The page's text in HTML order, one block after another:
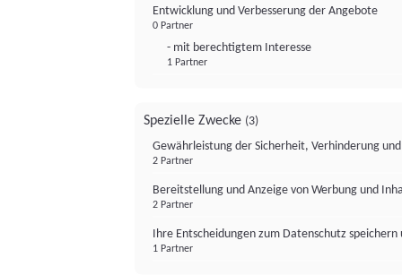
Entwicklung und Verbesserung der Angebote
0 Partner
- mit berechtigtem Interesse
1 Partner
Spezielle Zwecke (3)
Gewährleistung der Sicherheit, Verhinderung
2 Partner
Bereitstellung und Anzeige von Werbung und
2 Partner
Ihre Entscheidungen zum Datenschutz
1 Partner